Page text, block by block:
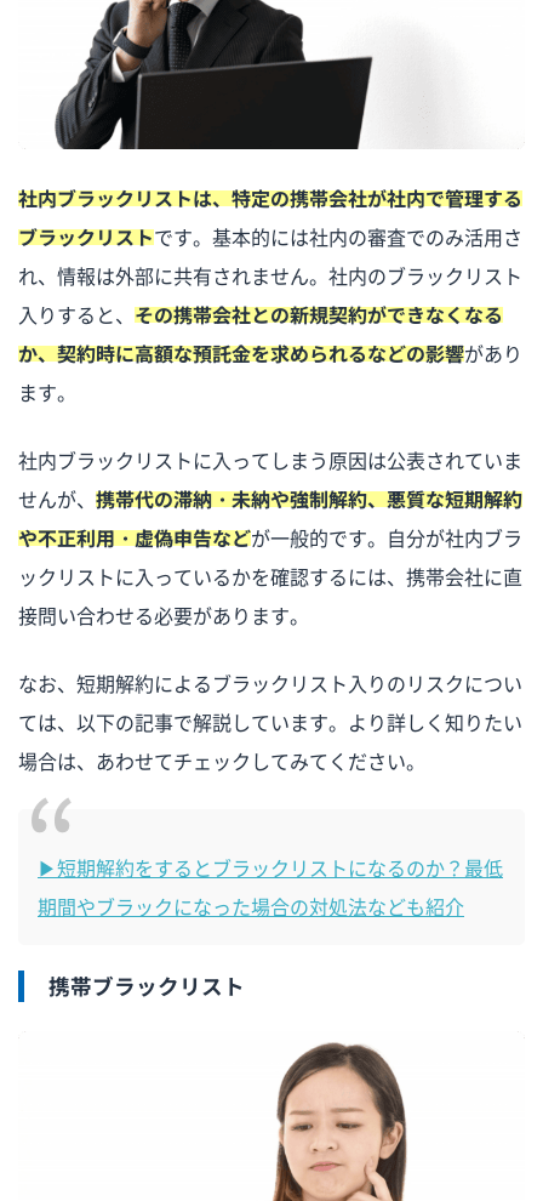
社内ブラックリストは、特定の携帯会社が社内で管理する
ブラックリストです。基本的には社内の審査でのみ活用さ
れ、情報は外部に共有されません。社内のブラックリスト
入りすると、 その携帯会社との新規契約ができなくなる
か、契約時に高額な預託金を求められるなどの影響があり
ます。
社内ブラックリストに入ってしまう原因は公表されていま
せんが、 携帯代の滞納・未納や強制解約、悪質な短期解約
や不正利用・虚偽申告などが一般的です。自分が社内ブラ
ックリストに入っているかを確認するには、携帯会社に直
接問い合わせる必要があります。
なお、短期解約によるブラックリスト入りのリスクについ
ては、以下の記事で解説しています。より詳しく知りたい
場合は、あわせてチェックしてみてください。
▶短期解約をするとブラックリストになるのか？最低
期間やブラックになった場合の対処法なども紹介
携帯ブラックリスト